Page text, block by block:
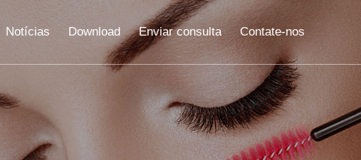
Notícias Download Enviar consulta Contate-nos